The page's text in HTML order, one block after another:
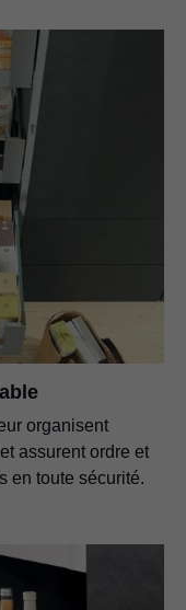
organisent
assurent ordre et
en toute sécurité.